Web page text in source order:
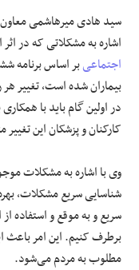
سید هادی میرهاشمی
اشاره به مشکلاتی که در
اجتماعیبر اساس برنامه
بیماران شده است، تغییر هر
در اولین گام باید با
کارکنان و پزشکان این
وی با اشاره به مشکلات
شناسایی سریع مشکلات،
سریع و به موقع و استفاده
برطرف کنیم. این امر باعث
مطلوب به مردم می‌شود.